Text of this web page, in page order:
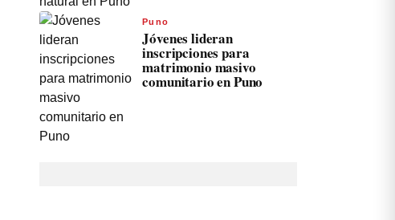
Puno
Jóvenes lideran
inscripciones para
matrimonio masivo
comunitario en Puno